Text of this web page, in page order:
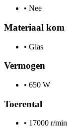
• Nee
Materiaal kom
• Glas
Vermogen
• 650 W
Toerental
• 17000 r/min